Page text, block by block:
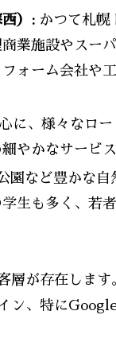
）: かつて札幌
業施設やスー
ォーム会社や
に、様々なロ
やかなサービ
園など豊かな
生も多く、若
層が存在しま
ン、特に